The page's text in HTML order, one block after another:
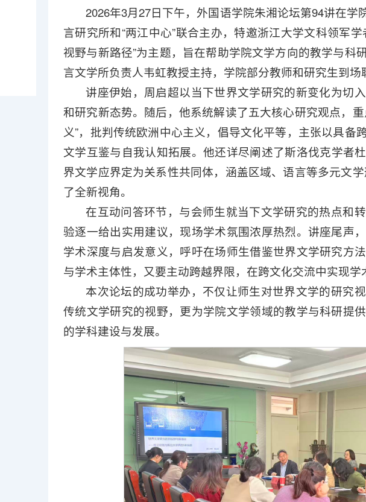
2026年3月27日下午，外国语学院朱湘论坛第94讲在
言研究所和“两江中心”联合主办，特邀浙江大学文科领军
视野与新路径”为主题，旨在帮助学院文学方向的教学与科
言文学所负责人韦虹教授主持，学院部分教师和研究生到场
讲座伊始，周启超以当下世界文学研究的新变化为切
和研究新态势。随后，他系统解读了五大核心研究观点，
义”，批判传统欧洲中心主义，倡导文化平等，主张以具备
文学互鉴与自我认知拓展。他还详尽阐述了斯洛伐克学者
界文学应界定为关系性共同体，涵盖区域、语言等多元文
了全新视角。
在互动问答环节，与会师生就当下文学研究的热点和
验逐一给出实用建议，现场学术氛围浓厚热烈。讲座尾声
学术深度与启发意义，呼吁在场师生借鉴世界文学研究方
与学术主体性，又要主动跨越界限，在跨文化交流中实现学
本次论坛的成功举办，不仅让师生对世界文学的研究
传统文学研究的视野，更为学院文学领域的教学与科研提
的学科建设与发展。